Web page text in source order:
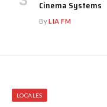
Cinema Systems
ByLIA FM
LOCALES